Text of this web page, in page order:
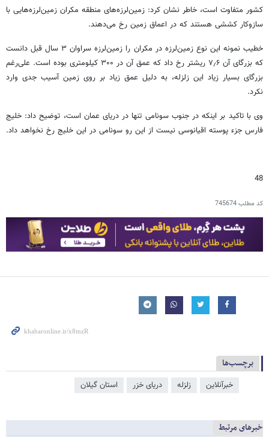
کشور متفاوت است، خاطر نشان کرد: زمین‌لرزه‌های منطقه مکران زمین‌لرزه‌هایی با
سازوکار کششی هستند که در اعماق زمین رخ می‌دهند.
خطیب نمونه این نوع زمین‌لرزه در مکران را زمین‌لرزه سراوان ۳ سال قبل دانست
که بزرگای آن ۷٫۶ ریشتر رخ داد که عمق آن در ۳۰۰ کیلومتری بوده است. علی‌رغم
بزرگای بسیار زیاد این زلزله، به دلیل عمق زیاد بر روی زمین آسیب جدی وارد
نکرد.
وی با تاکید بر اینکه در جنوب سونامی تنها در دریای عمان است، توضیح داد: خلیج
فارس جزء پوسته اقیانوسی نیست از این رو سونامی در این خلیج رخ نخواهد داد.
48
کد مطلب745674
برچسب‌ها
خبرآنلاین زلزله دریای خزر استان گیلان
خبرهای مرتبط